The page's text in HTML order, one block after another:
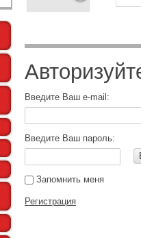
Введите Ваш e-mail:
Введите Ваш пароль:
Запомнить меня
Регистрация